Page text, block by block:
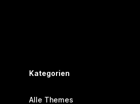
Kategorien
Alle Themes